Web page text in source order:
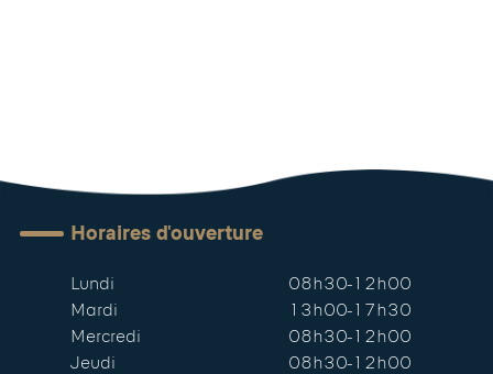
Horaires d'ouverture
Lundi
08h30-12h00
Mardi
13h00-17h30
Mercredi
08h30-12h00
Jeudi
08h30-12h00